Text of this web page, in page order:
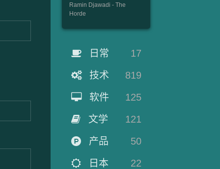
Ramin Djawadi - The
Horde
日常 17
技术 819
软件 125
文学 121
产品 50
日本 22